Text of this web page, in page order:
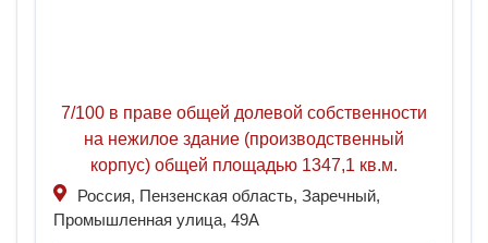
7/100 в праве общей долевой собственности
на нежилое здание (производственный
корпус) общей площадью 1347,1 кв.м.
Россия, Пензенская область, Заречный,
Промышленная улица, 49А